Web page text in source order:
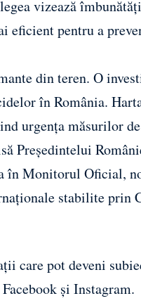
vizează
pentru a
din teren. O
în România.
urgența măsurilor
Președintelui
în Monitorul Oficial,
stabilite prin
care pot deveni
Facebook și Instagram.